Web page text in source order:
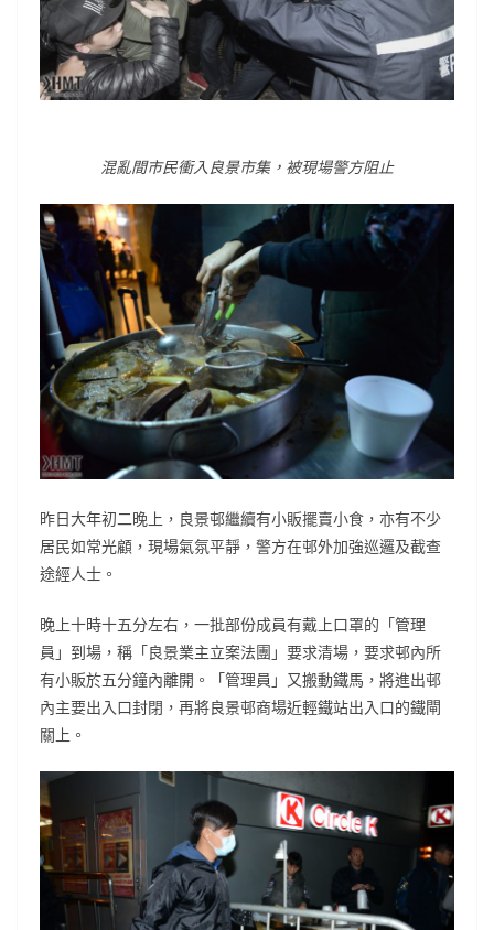
混亂間市民衝入良景市集，被現場警方阻止
昨日大年初二晚上，良景邨繼續有小販擺賣小食，亦有不少
居民如常光顧，現場氣氛平靜，警方在邨外加強巡邏及截查
途經人士。
晚上十時十五分左右，一批部份成員有戴上口罩的「管理
員」到場，稱「良景業主立案法團」要求清場，要求邨內所
有小販於五分鐘內離開。「管理員」又搬動鐵馬，將進出邨
內主要出入口封閉，再將良景邨商場近輕鐵站出入口的鐵閘
關上。